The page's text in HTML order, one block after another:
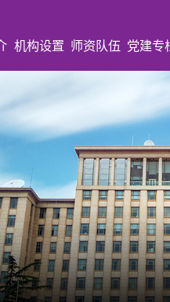
机构设置 师资队伍 党建专